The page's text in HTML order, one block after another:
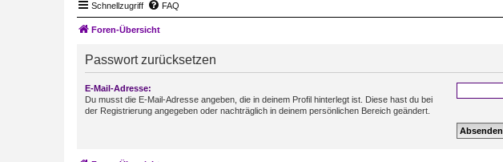
Schnellzugriff FAQ
Foren-Übersicht
Passwort zurücksetzen
E-Mail-Adresse:
Du musst die E-Mail-Adresse angeben, die in deinem Profil hinterlegt ist. Diese hast du bei
der Registrierung angegeben oder nachträglich in deinem persönlichen Bereich geändert.